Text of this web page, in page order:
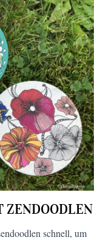
ZENDOODLEN
schnell, um